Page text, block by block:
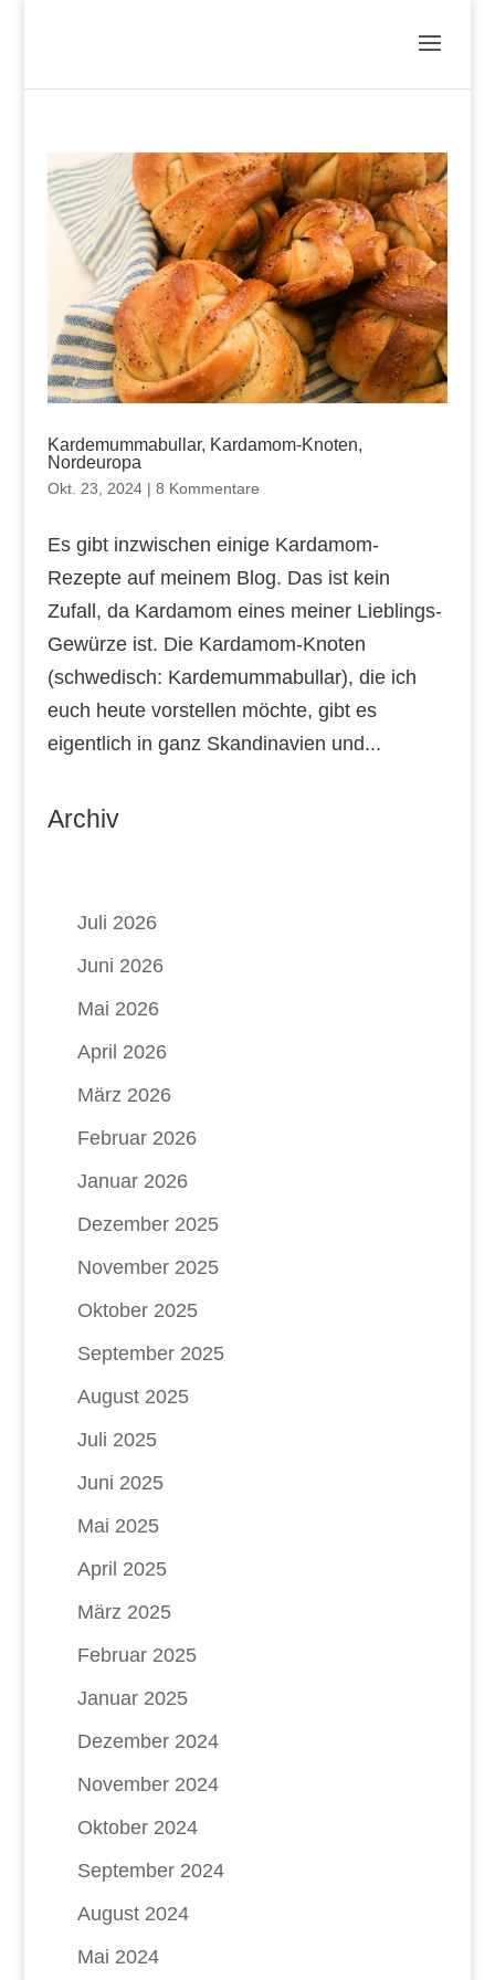
Kardemummabullar, Kardamom-Knoten,
Nordeuropa
Okt. 23, 2024| 8 Kommentare
Es gibt inzwischen einige Kardamom-
Rezepte auf meinem Blog. Das ist kein
Zufall, da Kardamom eines meiner Lieblings-
Gewürze ist. Die Kardamom-Knoten
(schwedisch: Kardemummabullar), die ich
euch heute vorstellen möchte, gibt es
eigentlich in ganz Skandinavien und...
Archiv
Juli 2026
Juni 2026
Mai 2026
April 2026
März 2026
Februar 2026
Januar 2026
Dezember 2025
November 2025
Oktober 2025
September 2025
August 2025
Juli 2025
Juni 2025
Mai 2025
April 2025
März 2025
Februar 2025
Januar 2025
Dezember 2024
November 2024
Oktober 2024
September 2024
August 2024
Mai 2024